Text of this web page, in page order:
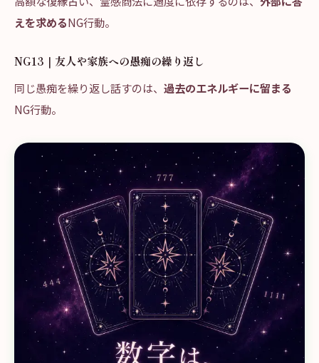
えを求めるNG行動。
NG13｜友人や家族への愚痴の繰り返し
同じ愚痴を繰り返し話すのは、 過去のエネルギーに留まる
NG行動。